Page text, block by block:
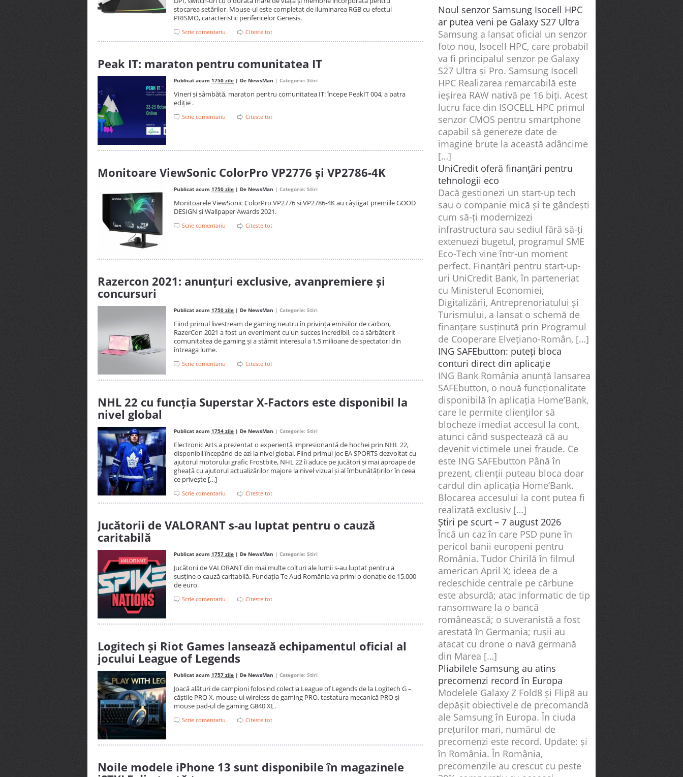
stocarea setărilor. Mouse-ul este completat de iluminarea RGB cu efectul
PRISMO, caracteristic perifericelor Genesis.
Scrie comentariu Citeste tot
Peak IT: maraton pentru comunitatea IT
Publicat acum 1750 zile | De NewsMan | Categorie: Stiri
Vineri și sâmbătă, maraton pentru comunitatea IT: începe PeakIT 004, a patra
ediție .
Scrie comentariu Citeste tot
Monitoare ViewSonic ColorPro VP2776 și VP2786-4K
Publicat acum 1750 zile | De NewsMan | Categorie: Stiri
Monitoarele ViewSonic ColorPro VP2776 și VP2786-4K au câștigat premiile GOOD
DESIGN și Wallpaper Awards 2021.
Scrie comentariu Citeste tot
Razercon 2021: anunțuri exclusive, avanpremiere și
concursuri
Publicat acum 1750 zile | De NewsMan | Categorie: Stiri
Fiind primul livestream de gaming neutru în privința emisiilor de carbon,
RazerCon 2021 a fost un eveniment cu un succes incredibil, ce a sărbătorit
comunitatea de gaming și a stârnit interesul a 1,5 milioane de spectatori din
întreaga lume.
Scrie comentariu Citeste tot
NHL 22 cu funcția Superstar X-Factors este disponibil la
nivel global
Publicat acum 1754 zile | De NewsMan | Categorie: Stiri
Electronic Arts a prezentat o experiență impresionantă de hochei prin NHL 22,
disponibil începând de azi la nivel global. Fiind primul joc EA SPORTS dezvoltat cu
ajutorul motorului grafic Frostbite, NHL 22 îi aduce pe jucători și mai aproape de
gheață cu ajutorul actualizărilor majore la nivel vizual și al îmbunătățirilor în ceea
ce privește […]
Scrie comentariu Citeste tot
Jucătorii de VALORANT s-au luptat pentru o cauză
caritabilă
Publicat acum 1757 zile | De NewsMan | Categorie: Stiri
Jucătorii de VALORANT din mai multe colțuri ale lumii s-au luptat pentru a
susține o cauză caritabilă. Fundația Te Aud România va primi o donație de 15.000
de euro.
Scrie comentariu Citeste tot
Logitech și Riot Games lansează echipamentul oficial al
jocului League of Legends
Publicat acum 1757 zile | De NewsMan | Categorie: Stiri
Joacă alături de campioni folosind colecția League of Legends de la Logitech G –
căștile PRO X, mouse-ul wireless de gaming PRO, tastatura mecanică PRO și
mouse pad-ul de gaming G840 XL.
Scrie comentariu Citeste tot
Noile modele iPhone 13 sunt disponibile în magazinele
Noul senzor Samsung Isocell HPC
ar putea veni pe Galaxy S27 Ultra
Samsung a lansat oficial un senzor
foto nou, Isocell HPC, care probabil
va fi principalul senzor pe Galaxy
S27 Ultra și Pro. Samsung Isocell
HPC Realizarea remarcabilă este
ieșirea RAW nativă pe 16 biți. Acest
lucru face din ISOCELL HPC primul
senzor CMOS pentru smartphone
capabil să genereze date de
imagine brute la această adâncime
[…]
UniCredit oferă finanțări pentru
tehnologii eco
Dacă gestionezi un start-up tech
sau o companie mică și te gândești
cum să-ți modernizezi
infrastructura sau sediul fără să-ți
extenuezi bugetul, programul SME
Eco-Tech vine într-un moment
perfect. Finanțări pentru start-up-
uri UniCredit Bank, în parteneriat
cu Ministerul Economiei,
Digitalizării, Antreprenoriatului și
Turismului, a lansat o schemă de
finanțare susținută prin Programul
de Cooperare Elvețiano-Român, […]
ING SAFEbutton: puteți bloca
conturi direct din aplicație
ING Bank România anunță lansarea
SAFEbutton, o nouă funcționalitate
disponibilă în aplicația Home’Bank,
care le permite clienților să
blocheze imediat accesul la cont,
atunci când suspectează că au
devenit victimele unei fraude. Ce
este ING SAFEbutton Până în
prezent, clienții puteau bloca doar
cardul din aplicația Home’Bank.
Blocarea accesului la cont putea fi
realizată exclusiv […]
Știri pe scurt – 7 august 2026
Încă un caz în care PSD pune în
pericol banii europeni pentru
România. Tudor Chirilă în filmul
american April X; ideea de a
redeschide centrale pe cărbune
este absurdă; atac informatic de tip
ransomware la o bancă
românească; o suveranistă a fost
arestată în Germania; rușii au
atacat cu drone o navă germană
din Marea […]
Pliabilele Samsung au atins
precomenzi record în Europa
Modelele Galaxy Z Fold8 și Flip8 au
depășit obiectivele de precomandă
ale Samsung în Europa. În ciuda
prețurilor mari, numărul de
precomenzi este record. Update: și
în România. În România,
precomenzile au crescut cu peste